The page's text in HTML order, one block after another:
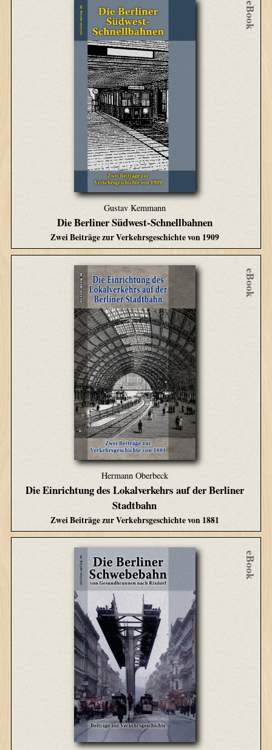
Gustav Kemmann
Die Berliner Südwest-Schnellbahnen
Zwei Beiträge zur Verkehrsgeschichte von 1909
eBook
Hermann Oberbeck
Die Einrichtung des Lokalverkehrs auf der Berliner
Stadtbahn
Zwei Beiträge zur Verkehrsgeschichte von 1881
eBook
eBook